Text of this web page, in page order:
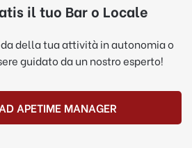
il tuo Bar o Locale
della tua attività in autonomia o
guidato da un nostro esperto!
APETIME MANAGER